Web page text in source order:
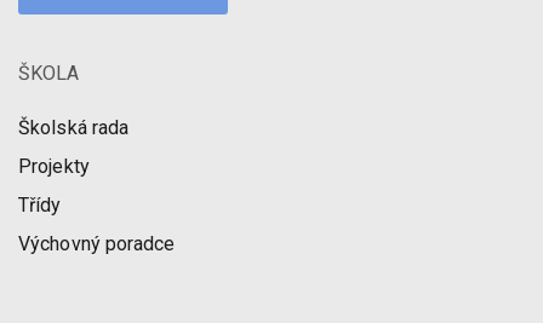
ŠKOLA
Školská rada
Projekty
Třídy
Výchovný poradce